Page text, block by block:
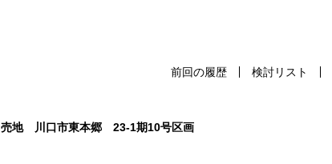
前回の履歴 検討リスト
売地 川口市東本郷 23-1期10号区画